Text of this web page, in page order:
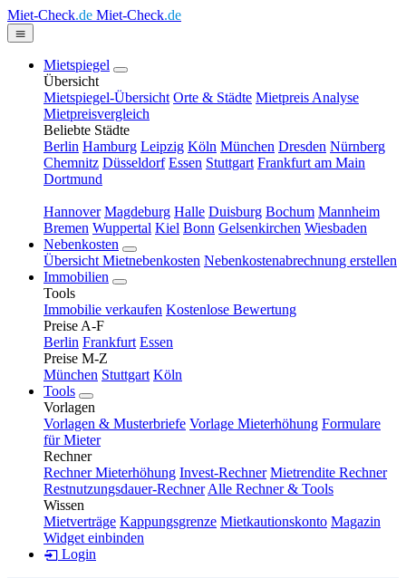
Miet-Check.de Miet-Check.de
Mietspiegel
Übersicht
Mietspiegel-Übersicht Orte & Städte Mietpreis Analyse
Mietpreisvergleich
Beliebte Städte
Berlin Hamburg Leipzig Köln München Dresden Nürnberg
Chemnitz Düsseldorf Essen Stuttgart Frankfurt am Main
Dortmund
Hannover Magdeburg Halle Duisburg Bochum Mannheim
Bremen Wuppertal Kiel Bonn Gelsenkirchen Wiesbaden
Nebenkosten
Übersicht Mietnebenkosten Nebenkostenabrechnung erstellen
Immobilien
Tools
Immobilie verkaufen Kostenlose Bewertung
Preise A-F
Berlin Frankfurt Essen
Preise M-Z
München Stuttgart Köln
Tools
Vorlagen
Vorlagen & Musterbriefe Vorlage Mieterhöhung Formulare
für Mieter
Rechner
Rechner Mieterhöhung Invest-Rechner Mietrendite Rechner
Restnutzungsdauer-Rechner Alle Rechner & Tools
Wissen
Mietverträge Kappungsgrenze Mietkautionskonto Magazin
Widget einbinden
Login